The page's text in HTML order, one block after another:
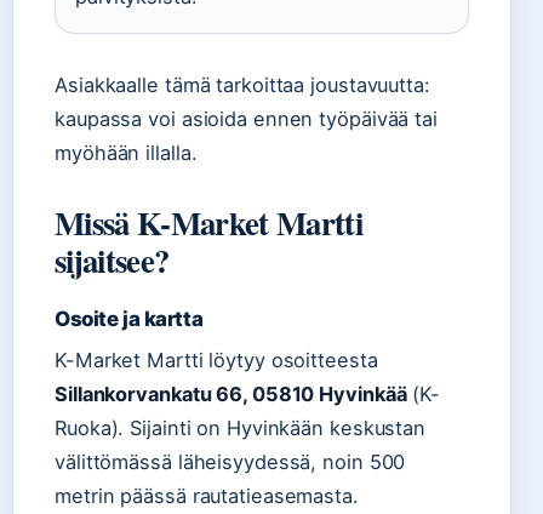
Asiakkaalle tämä tarkoittaa joustavuutta:
kaupassa voi asioida ennen työpäivää tai
myöhään illalla.
Missä K-Market Martti
sijaitsee?
Osoite ja kartta
K-Market Martti löytyy osoitteesta
Sillankorvankatu 66, 05810 Hyvinkää(K-
Ruoka). Sijainti on Hyvinkään keskustan
välittömässä läheisyydessä, noin 500
metrin päässä rautatieasemasta.